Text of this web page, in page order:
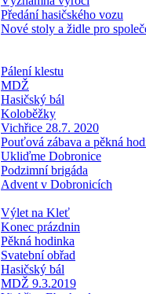
Předání hasičského vozu
Nové stoly a židle pro
Pálení klestu
MDŽ
Hasičský bál
Koloběžky
Vichřice 28.7. 2020
Pouťová zábava a pěkná
Ukliďme Dobronice
Podzimní brigáda
Advent v Dobronicích
Výlet na Kleť
Konec prázdnin
Pěkná hodinka
Svatební obřad
Hasičský bál
MDŽ 9.3.2019